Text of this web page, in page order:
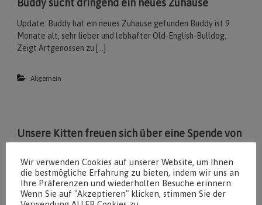
Buddy sucht dringend ein neues Zuhause
Update: Buddy hat ein neues Zuhause gefunden Buddy ist 9
Monate alt, sehr lieber und lebhafter Old-English-Bulldog.
Zeigt Artgenossen zu […]
Allgemein
Unsere Kitten freuen sich über eine Spende von
Unsere Kleinen werden langsam größer und beginnen nun auch
schon selbst zu fressen. Sie freuen sich auf die Futterspende
aus […]
Wir verwenden Cookies auf unserer Website, um Ihnen
die bestmögliche Erfahrung zu bieten, indem wir uns an
Ihre Präferenzen und wiederholten Besuche erinnern.
Wenn Sie auf "Akzeptieren" klicken, stimmen Sie der